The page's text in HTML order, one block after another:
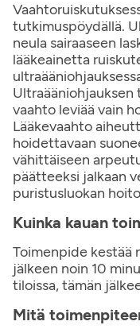
tutkimuspöydällä.
neula sairaaseen
lääkeainetta
Ultraääniohjauksen
vaahto leviää vain
Lääkevaahto
hoidettavaan
vähittäiseen
päätteeksi jalkaan
puristusluokan
Kuinka kauan
Toimenpide
jälkeen noin 10
tiloissa, tämän
Mitä